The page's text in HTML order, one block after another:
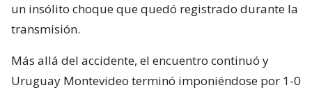
un insólito choque que quedó registrado durante la
transmisión.
Más allá del accidente, el encuentro continuó y
Uruguay Montevideo terminó imponiéndose por 1-0